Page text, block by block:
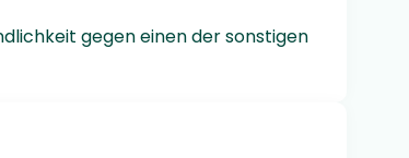
gegen einen der sonstigen